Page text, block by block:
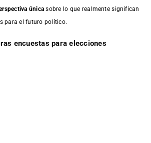
única sobre lo que realmente significan
para el futuro político.
encuestas para elecciones